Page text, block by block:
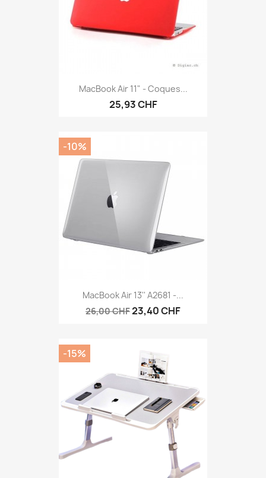
MacBook Air 11" - Coques...
25,93 CHF
MacBook Air 13'' A2681 -...
26,00 CHF23,40 CHF
-10%
-15%